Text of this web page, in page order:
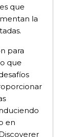
que
la
para
que
en